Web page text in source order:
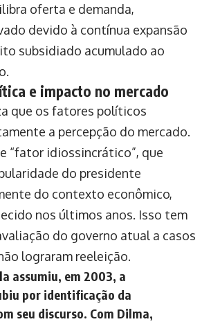
oferta e demanda,
devido à contínua expansão
subsidiado acumulado ao
e impacto no mercado
que os fatores políticos
a percepção do mercado.
“fator idiossincrático”, que
do presidente
do contexto econômico,
nos últimos anos. Isso tem
do governo atual a casos
lograram reeleição.
assumiu, em 2003, a
por identificação da
seu discurso. Com Dilma,